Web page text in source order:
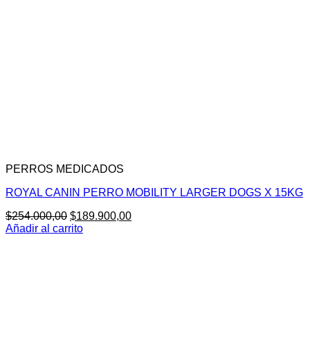
PERROS MEDICADOS
ROYAL CANIN PERRO MOBILITY LARGER DOGS X 15KG
$254.000,00 El
precio
$189.900,00El
Añadir al carrito